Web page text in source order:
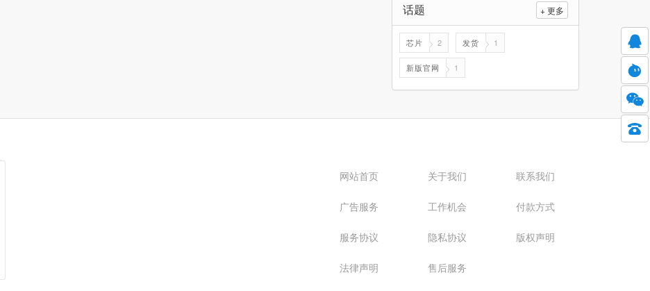
+ 更多
话题
芯片 2 发货 1
新版官网 1
网站首页 关于我们 联系我们
广告服务 工作机会 付款方式
服务协议 隐私协议 版权声明
法律声明 售后服务